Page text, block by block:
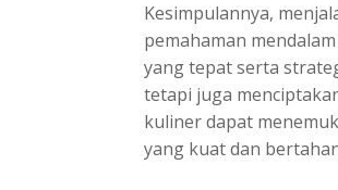
Kesimpulannya,
pemahaman
yang tepat serta
tetapi juga
kuliner dapat
yang kuat dan